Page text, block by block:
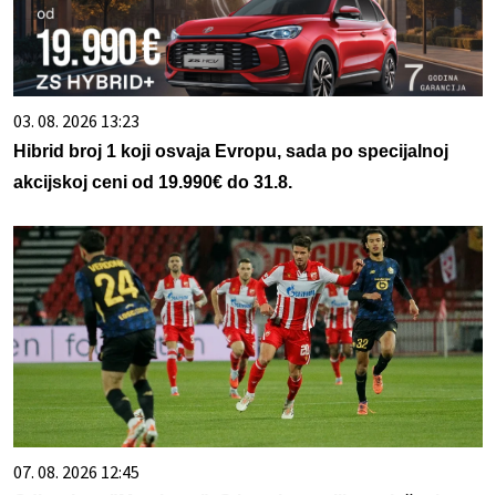
03. 08. 2026 13:23
Hibrid broj 1 koji osvaja Evropu, sada po specijalnoj
akcijskoj ceni od 19.990€ do 31.8.
07. 08. 2026 12:45